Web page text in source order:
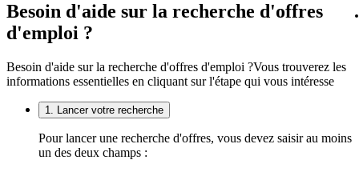
Besoin d'aide sur la recherche d'offres
d'emploi ?
Besoin d'aide sur la recherche d'offres d'emploi ?Vous trouverez les
informations essentielles en cliquant sur l'étape qui vous intéresse
1. Lancer votre recherche
Pour lancer une recherche d'offres, vous devez saisir au moins
un des deux champs :